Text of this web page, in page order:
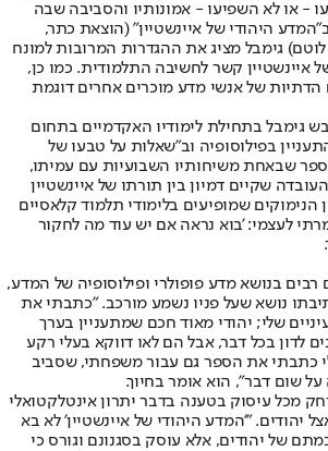
- או לא השפיעו - אמונותיו והסביבה שבה
היהודי של איינשטיין" (הוצאת כתר,
גימבל מציג את ההגדרות המרובות למונח
איינשטיין קשר לחשיבה התלמודית. כמו כן,
הדתיות של אנשי מדע מוכרים אחרים דוגמת
גימבל בתחילת לימודיו האקדמיים בתחום
בפילוסופיה וב"שאלות על טבעו של
שבאחת משיחותיו השבועיות עם עמיתו,
שקיים דמיון בין תורתו של איינשטיין
הנימוקים שמופיעים בלימודי תלמוד קלאסיים
לעצמי: 'בוא נראה אם יש עוד מה לחקור
בנושא מדע פופולרי ופילוסופיה של המדע,
נושא שעל פניו נשמע מורכב. ״כתבתי את
שלי; יהודי מאוד חכם שמתעניין בערך
לדון בכל דבר, אבל הם לאו דווקא בעלי רקע
כתבתי את הספר גם עבור משפחתי, שסביב
שום דבר״, הוא אומר בחיוך.
מכל עיסוק בטענה בדבר יתרון אינטלקטואלי
יהודים. "'המדע היהודי של איינשטיין' לא בא
של יהודים, אלא עוסק בסגנונם וגורס כי